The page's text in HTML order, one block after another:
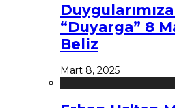
“Duyarga” 8
Beliz
Mart 8, 2025